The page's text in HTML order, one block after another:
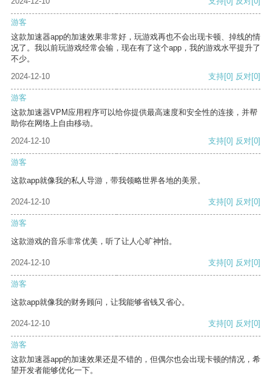
游客
这款加速器app的加速效果非常好，玩游戏再也不会出现卡顿、掉线的情
况了。我以前玩游戏经常会输，现在有了这个app，我的游戏水平提升了
不少。
2024-12-10
支持[0] 反对[0]
游客
这款加速器VPM应用程序可以给你提供最高速度和安全性的连接，并帮
助你在网络上自由移动。
2024-12-10
支持[0] 反对[0]
游客
这款app就像我的私人导游，带我领略世界各地的美景。
2024-12-10 支持[0] 反对[0]
游客
这款游戏的音乐非常优美，听了让人心旷神怡。
2024-12-10 支持[0] 反对[0]
游客
这款app就像我的财务顾问，让我能够省钱又省心。
2024-12-10 支持[0] 反对[0]
游客
这款加速器app的加速效果还是不错的，但偶尔也会出现卡顿的情况，希
望开发者能够优化一下。